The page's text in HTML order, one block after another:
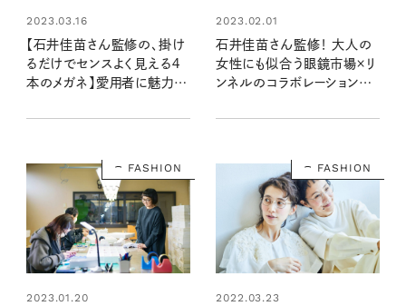
2023.03.16
【石井佳苗さん監修の、掛け
るだけでセンスよく見える４
本のメガネ】愛用者に魅力を
2023.02.01
石井佳苗さん監修！ 大人の
女性にも似合う眼鏡市場×リ
ンネルのコラボレーションメ
FASHION
2023.01.20
FASHION
2022.03.23